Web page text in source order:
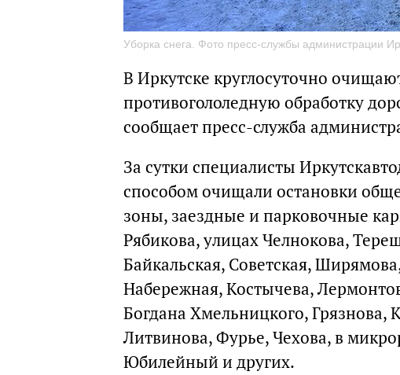
Уборка снега. Фото пресс-службы администрации
В Иркутске круглосуточно
противогололедную обработку
сообщает пресс-служба
За сутки специалисты
способом очищали остановки
зоны, заездные и парковочные
Рябикова, улицах Челнокова,
Байкальская, Советская,
Набережная, Костычева,
Богдана Хмельницкого, Грязнова,
Литвинова, Фурье, Чехова, в
Юбилейный и других.